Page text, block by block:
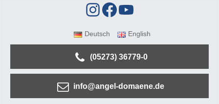
Deutsch English
(05273) 36779-0
info@angel-domaene.de